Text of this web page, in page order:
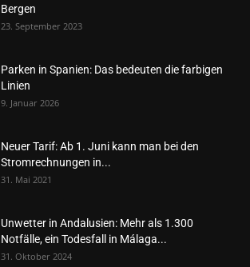
Bergen
23. September 2023
Parken in Spanien: Das bedeuten die farbigen
Linien
9. Januar 2026
Neuer Tarif: Ab 1. Juni kann man bei den
Stromrechnungen in...
31. Mai 2021
Unwetter in Andalusien: Mehr als 1.300
Notfälle, ein Todesfall in Málaga...
31. Oktober 2024